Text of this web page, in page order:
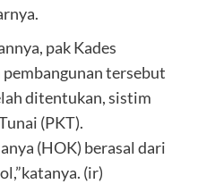
pak Kades
tersebut
ditentukan, sistim
(PKT).
(HOK) berasal dari
(ir)